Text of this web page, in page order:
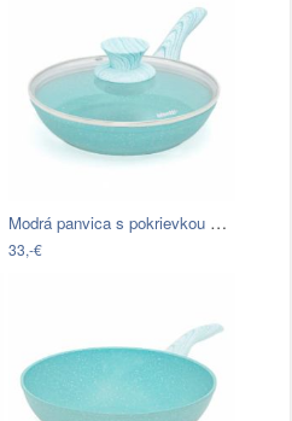
Modrá panvica s pokrievkou Bisetti Miss…
33,-€